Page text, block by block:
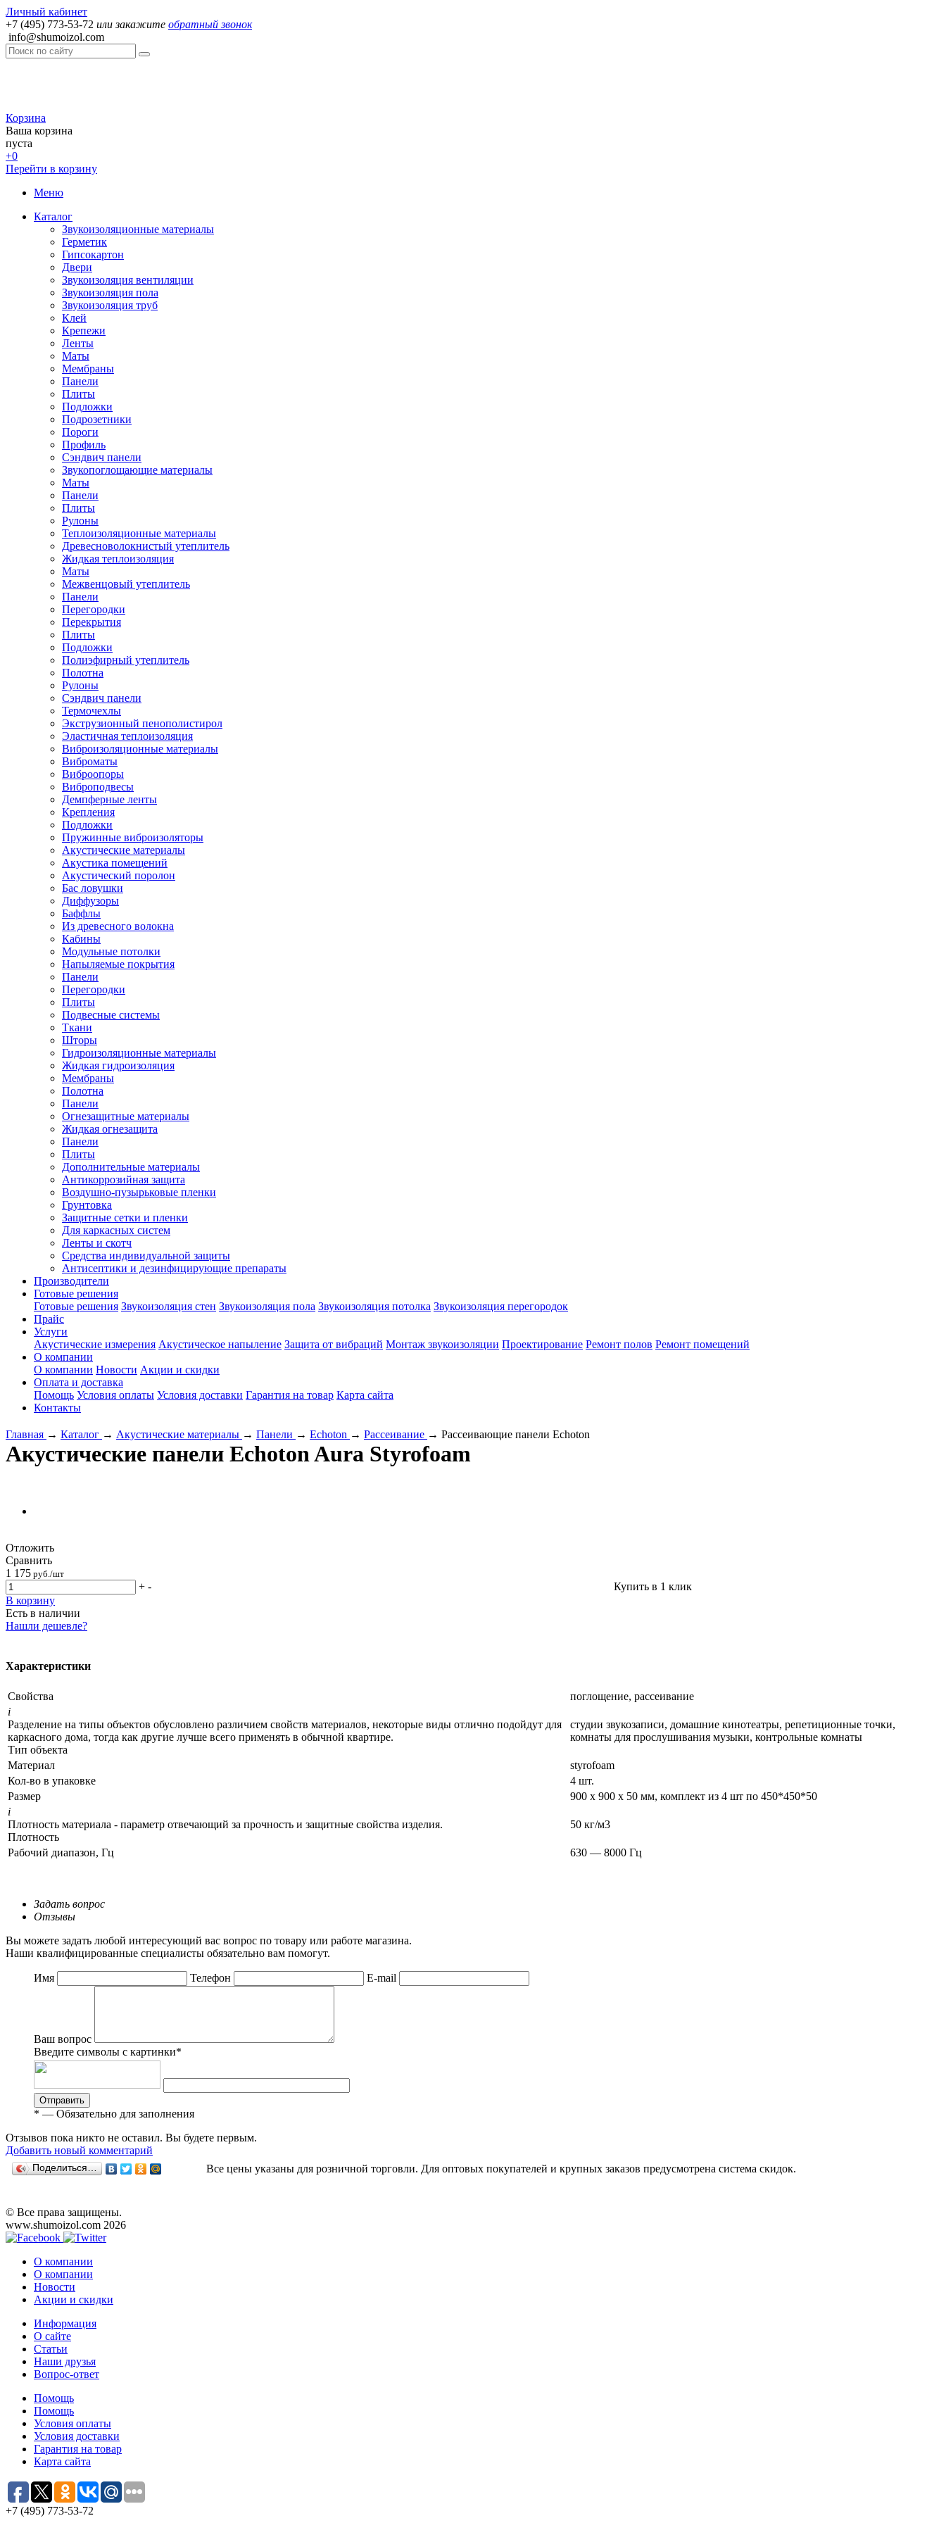
Личный кабинет
+7 (495) 773-53-72 или закажите обратный звонок
info@shumoizol.com
Корзина
Ваша корзина
пуста
+0
Перейти в корзину
Меню
Каталог
Звукоизоляционные материалы
Герметик
Гипсокартон
Двери
Звукоизоляция вентиляции
Звукоизоляция пола
Звукоизоляция труб
Клей
Крепежи
Ленты
Маты
Мембраны
Панели
Плиты
Подложки
Подрозетники
Пороги
Профиль
Сэндвич панели
Звукопоглощающие материалы
Маты
Панели
Плиты
Рулоны
Теплоизоляционные материалы
Древесноволокнистый утеплитель
Жидкая теплоизоляция
Маты
Межвенцовый утеплитель
Панели
Перегородки
Перекрытия
Плиты
Подложки
Полиэфирный утеплитель
Полотна
Рулоны
Сэндвич панели
Термочехлы
Экструзионный пенополистирол
Эластичная теплоизоляция
Виброизоляционные материалы
Виброматы
Виброопоры
Виброподвесы
Демпферные ленты
Крепления
Подложки
Пружинные виброизоляторы
Акустические материалы
Акустика помещений
Акустический поролон
Бас ловушки
Диффузоры
Баффлы
Из древесного волокна
Кабины
Модульные потолки
Напыляемые покрытия
Панели
Перегородки
Плиты
Подвесные системы
Ткани
Шторы
Гидроизоляционные материалы
Жидкая гидроизоляция
Мембраны
Полотна
Панели
Огнезащитные материалы
Жидкая огнезащита
Панели
Плиты
Дополнительные материалы
Антикоррозийная защита
Воздушно-пузырьковые пленки
Грунтовка
Защитные сетки и пленки
Для каркасных систем
Ленты и скотч
Средства индивидуальной защиты
Антисептики и дезинфицирующие препараты
Производители
Готовые решения
Готовые решения Звукоизоляция стен Звукоизоляция пола Звукоизоляция потолка Звукоизоляция перегородок
Прайс
Услуги
Акустические измерения Акустическое напыление Защита от вибраций Монтаж звукоизоляции Проектирование Ремонт полов Ремонт помещений
О компании
О компании Новости Акции и скидки
Оплата и доставка
Помощь Условия оплаты Условия доставки Гарантия на товар Карта сайта
Контакты
Главная → Каталог → Акустические материалы → Панели → Echoton → Рассеивание → Рассеивающие панели Echoton
Акустические панели Echoton Aura Styrofoam
Отложить
Сравнить
1 175 руб./шт
+ -
В корзину
Купить в 1 клик
Есть в наличии
Нашли дешевле?
Характеристики
Свойства
поглощение, рассеивание
i
Разделение на типы объектов обусловлено различием свойств материалов, некоторые виды отлично подойдут для
каркасного дома, тогда как другие лучше всего применять в обычной квартире.
Тип объекта
студии звукозаписи, домашние кинотеатры, репетиционные точки,
комнаты для прослушивания музыки, контрольные комнаты
Материал
styrofoam
Кол-во в упаковке
4 шт.
Размер
900 х 900 х 50 мм, комплект из 4 шт по 450*450*50
i
Плотность материала - параметр отвечающий за прочность и защитные свойства изделия.
Плотность
50 кг/м3
Рабочий диапазон, Гц 630 — 8000 Гц
Задать вопрос
Отзывы
Вы можете задать любой интересующий вас вопрос по товару или работе магазина.
Наши квалифицированные специалисты обязательно вам помогут.
Имя Телефон E-mail
Ваш вопрос
Введите символы с картинки*
Отправить
* — Обязательно для заполнения
Отзывов пока никто не оставил. Вы будете первым.
Добавить новый комментарий
Поделиться… Все цены указаны для розничной торговли. Для оптовых покупателей и крупных заказов предусмотрена система скидок.
© Все права защищены.
www.shumoizol.com 2026
О компании
О компании
Новости
Акции и скидки
Информация
О сайте
Статьи
Наши друзья
Вопрос-ответ
Помощь
Помощь
Условия оплаты
Условия доставки
Гарантия на товар
Карта сайта
+7 (495) 773-53-72